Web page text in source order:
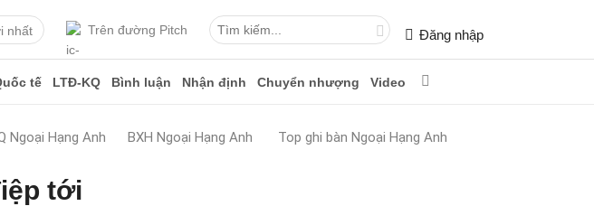
nhất Trên đường Pitch Đăng nhập
tế LTĐ-KQ Bình luận Nhận định Chuyển nhượng Video
Ngoại Hạng Anh BXH Ngoại Hạng Anh Top ghi bàn Ngoại Hạng Anh
tới